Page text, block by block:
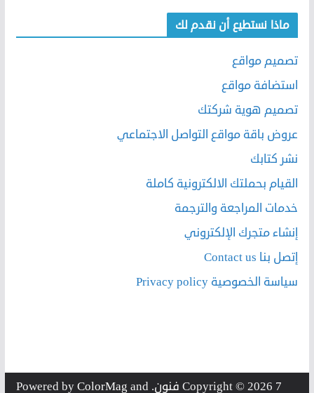
ماذا نستطيع أن نقدم لك
تصميم مواقع
استضافة مواقع
تصميم هوية شركتك
عروض باقة مواقع التواصل الاجتماعي
نشر كتابك
القيام بحملتك الالكترونية كاملة
خدمات المراجعة والترجمة
إنشاء متجرك الإلكتروني
إتصل بنا Contact us
سياسة الخصوصية Privacy policy
Copyright © 2026 7 فنون . Powered by
ColorMag and